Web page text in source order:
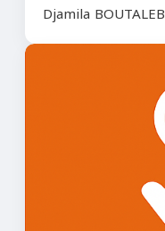
Djamila BOUTALEB